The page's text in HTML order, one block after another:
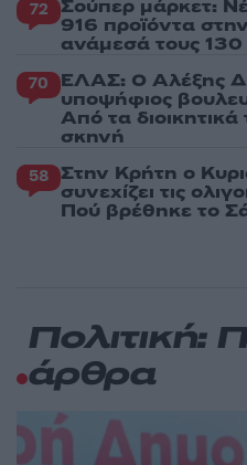
72 Σούπερ μάρκετ:
916 προϊόντα
ανάμεσά τους 130
70 ΕΛΑΣ: Ο Αλέξης
υποψήφιος
Από τα
σκηνή
58 Στην Κρήτη ο
συνεχίζει τις
Πού βρέθηκε το
Πολιτική:
άρθρα